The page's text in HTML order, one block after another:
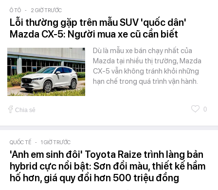
Ô TÔ - 2 GIỜ TRƯỚC
Lỗi thường gặp trên mẫu SUV 'quốc dân'
Mazda CX-5: Người mua xe cũ cần biết
Dù là mẫu xe bán chạy nhất của
Mazda tại nhiều thị trường, Mazda
CX-5 vẫn không tránh khỏi những
hạn chế trong quá trình vận hành.
Chia sẻ 0
QUỐC TẾ - 1 GIỜ TRƯỚC
'Anh em sinh đôi' Toyota Raize trình làng bản
hybrid cực nổi bật: Sơn đổi màu, thiết kế hầm
hố hơn, giá quy đổi hơn 500 triệu đồng